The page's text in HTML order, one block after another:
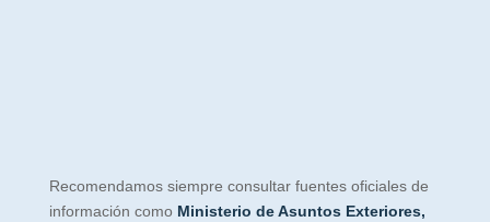
Recomendamos siempre consultar fuentes oficiales de
información como Ministerio de Asuntos Exteriores,